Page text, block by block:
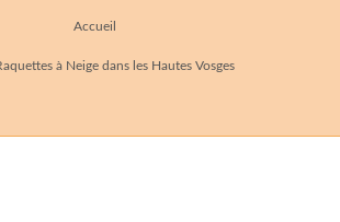
Accueil
à Neige dans les Hautes Vosges